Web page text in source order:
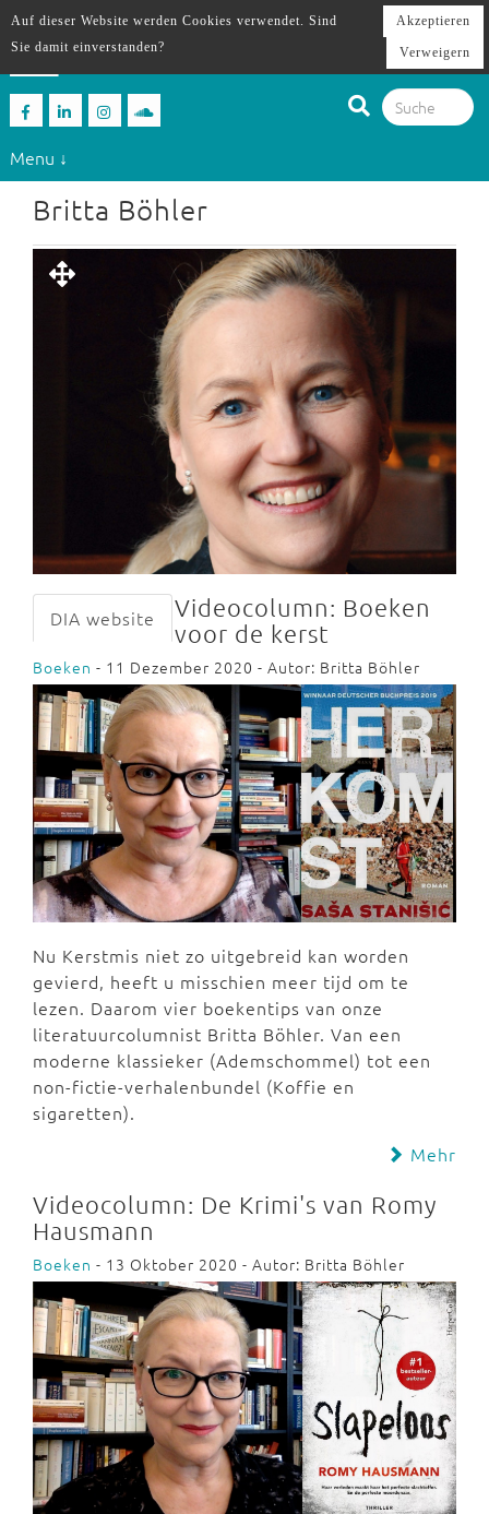
Menu ↓
Britta Böhler
DIA website
Videocolumn: Boeken
voor de kerst
Boeken - 11 Dezember 2020 - Autor: Britta Böhler
Nu Kerstmis niet zo uitgebreid kan worden
gevierd, heeft u misschien meer tijd om te
lezen. Daarom vier boekentips van onze
literatuurcolumnist Britta Böhler. Van een
moderne klassieker (Ademschommel) tot een
non-fictie-verhalenbundel (Koffie en
sigaretten).
Mehr
Videocolumn: De Krimi's van Romy
Hausmann
Boeken - 13 Oktober 2020 - Autor: Britta Böhler
Auf dieser Website werden Cookies verwendet. Sind
Sie damit einverstanden?
Akzeptieren
Verweigern